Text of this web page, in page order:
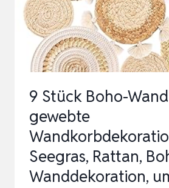
20,3
X
25…
9 Stück Boho-
gewebte
Seegras, Rattan,
Wanddekoration,